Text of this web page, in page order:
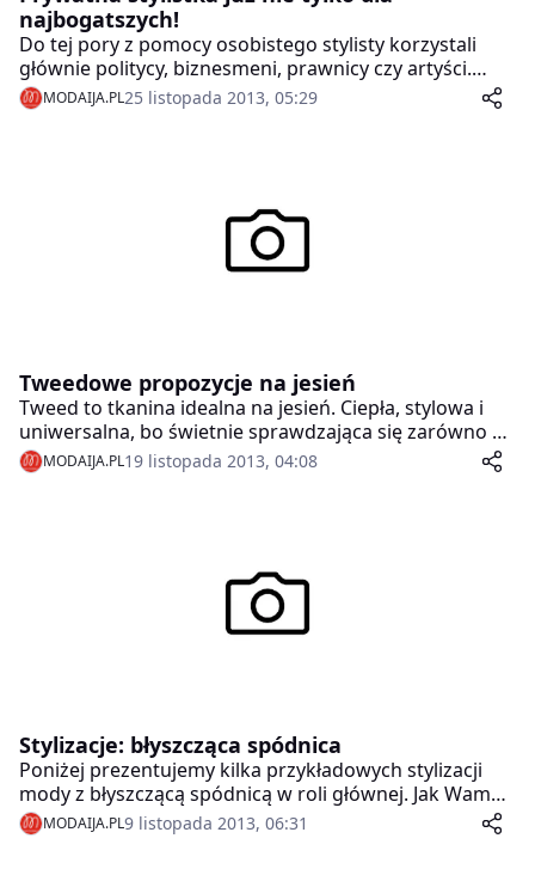
najbogatszych!
Do tej pory z pomocy osobistego stylisty korzystali
głównie politycy, biznesmeni, prawnicy czy artyści.
Teraz zakupy z prywatnym stylistą zyskują na
popularności i nie jest to już tylko usługa dla
kupić, pomoże dobrać odpowiednie fasony i
podpowie, jak zmienić styl. Często stylista najpierw
rozmawia z klientem o jego potrzebach.
MODAIJA.PL25 listopada 2013, 05:29
Tweedowe propozycje na jesień
Tweed to tkanina idealna na jesień. Ciepła, stylowa i
uniwersalna, bo świetnie sprawdzająca się zarówno w
eleganckim, jak i casualowym wydaniu. W czym tkwi jej
urok? W wełnianym splocie tworzącym wielobarwne
MODAIJA.PL19 listopada 2013, 04:08
Stylizacje: błyszcząca spódnica
Poniżej prezentujemy kilka przykładowych stylizacji
mody z błyszczącą spódnicą w roli głównej. Jak Wam
się to podoba? Błyszczenie to coś dla Was?
MODAIJA.PL9 listopada 2013, 06:31